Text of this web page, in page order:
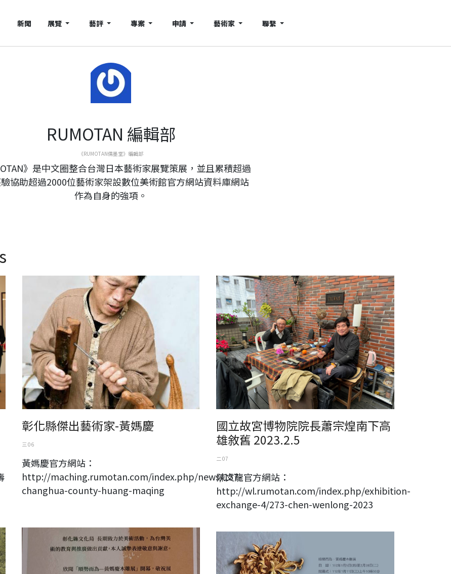
新聞 展覽 藝評 專案 申請 藝術家 聯繫
RUMOTAN 編輯部
《RUMOTAN儒墨堂》編輯部
》是中文圈整合台灣日本藝術家展覽策展，並且累積超過
協助超過2000位藝術家架設數位美術館官方網站資料庫網站
作為自身的強項。
彰化縣傑出藝術家-黃媽慶
彰化縣傑出藝術家-黃媽慶
三 06
黃媽慶官方網站：
http://maching.rumotan.com/index.php/news/157-
changhua-county-huang-maqing
國立故宮博物院院長蕭宗煌南下高雄敘舊2023.2.5
國立故宮博物院院長蕭宗煌南下高
雄敘舊 2023.2.5
二 07
陳文龍官方網站：
http://wl.rumotan.com/index.php/exhibition-
exchange-4/273-chen-wenlong-2023
順勢而為-黃媽慶木雕展